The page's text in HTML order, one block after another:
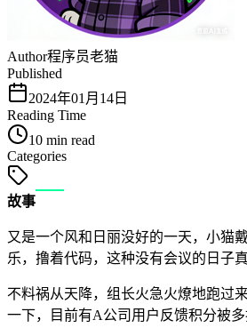
Author程序员老猫
Published
2024年01月14日
Reading Time
10 min read
Categories
故事
又是一个风和日丽没好的一天，小猫
乐，撸着代码，这种没有会议的日子
不料祸从天降，组长火急火燎地跑过
一下，目前有A公司用户反馈积分被多